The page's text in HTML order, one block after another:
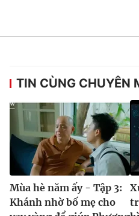
TIN CÙNG CHUYÊN
Mùa hè năm ấy - Tập 3:
Khánh nhờ bố mẹ cho